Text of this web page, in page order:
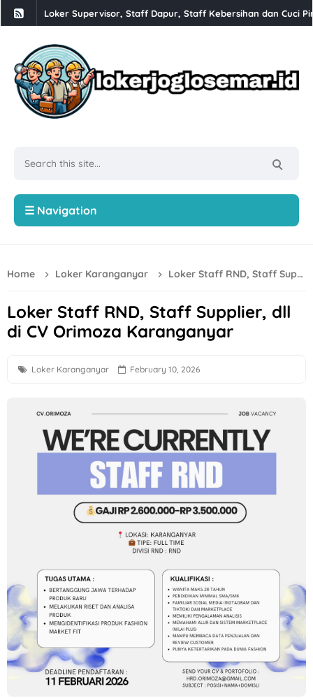
Loker Supervisor, Staff Dapur, Staff Kebersihan dan Cuci
Loker Solo 3 Posisi di PT Pracima Boga Sana
Loker Bulan Agustus 2026 di PT Prima Parquet Indonesia
Lowongan Kerja XLC Promotor di XLSmart Semarang
Loker PT Generasi Motor Sukses Solo Posisi Security, Driver
Loker PROJMX Apparel Solo Baru untuk Lulusan D3/S1
Loker Sales Counter, Helper Toko di Toko Super Grosir
Loker Crew Dapur, Kepala Outlet di Djuragan Group
Loker Perbankan Sukoharjo Lulusan SMA dan D3 di PT BPR
Loker Solo Terbaru Lulusan D3 di Sayekti
Lowongan Kerja Perusahaan F&B di Waroeng Tokyo
Loker Kota Semarang di CV Bumi Raya Indonesia Bulan
Loker Crew Gudang Produksi di Keprabon Group Sukoharjo
Loker Supervisor Store dan Barista di Pangestu Coffee
Loker Technical Sales, Social Media & Counter Officer di
Loker Operator Mesin Kayu, Tukang Kayu PT Venus Java
Loker Semarang Terbaru di Booba Bloom
Loker Solo Raya Posisi Staff Minuman, Dishwasher, Kasir,
Loker Canvasser di PT Kinarya Alihdaya Mandiri Semarang
☰ Navigation
Home Loker Karanganyar Loker Staff RND, Staff Supplier, dll di CV Orimoza Karanganyar
Loker Staff RND, Staff Supplier, dll
di CV Orimoza Karanganyar
Loker Karanganyar February 10, 2026